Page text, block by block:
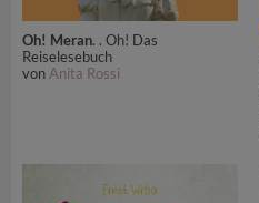
Oh! Meran. . Oh! Das
Reiselesebuch
vonAnita Rossi